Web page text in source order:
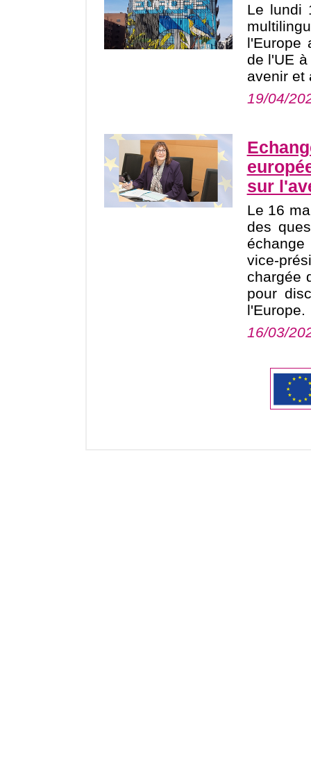
Le lundi
l'Europe
de l'UE
avenir et
19/04/
sur
Le 16
des
vice-
chargée
pour
l'Europe.
16/03/